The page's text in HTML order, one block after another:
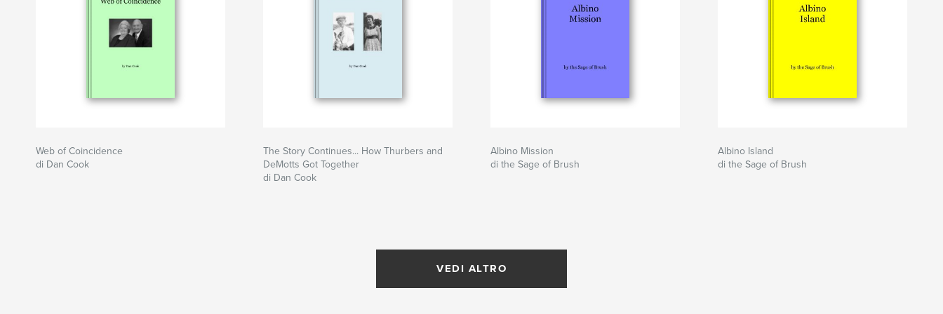
Web of Coincidence
di Dan Cook
The Story Continues... How Thurbers and
DeMotts Got Together
di Dan Cook
Albino Mission
di the Sage of Brush
Albino Island
di the Sage of Brush
VEDI ALTRO